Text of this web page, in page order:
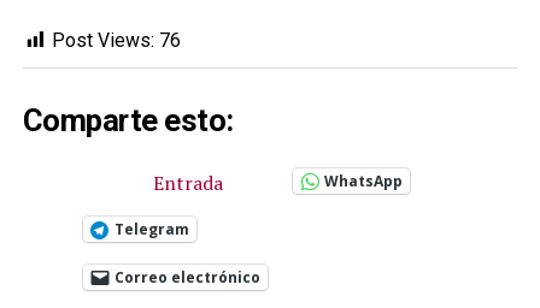
Post Views: 76
Comparte esto:
Entrada WhatsApp
Telegram
Correo electrónico